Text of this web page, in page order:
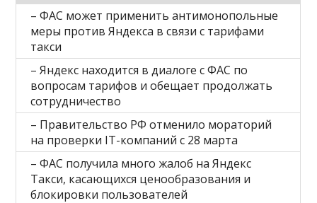
– ФАС может применить антимонопольные
меры против Яндекса в связи с тарифами
такси
– Яндекс находится в диалоге с ФАС по
вопросам тарифов и обещает продолжать
сотрудничество
– Правительство РФ отменило мораторий
на проверки IТ-компаний с 28 марта
– ФАС получила много жалоб на Яндекс
Такси, касающихся ценообразования и
блокировки пользователей